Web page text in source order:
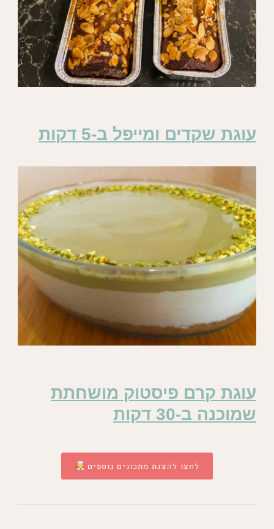
עוגת שקדים ומייפל ב-5 דקות
עוגת קרם פיסטוק מושחתת
שמוכנה ב-30 דקות
לחצו להצגת מתכונים נוספים